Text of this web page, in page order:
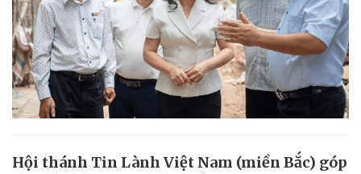
Hội thánh Tin Lành Việt Nam (miền Bắc) góp